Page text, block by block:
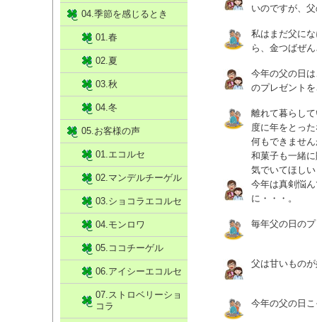
いのですが、
私はまだ父に
ら、金つばぜ
今年の父の日
のプレゼント
離れて暮らし
度に年をとっ
何もできませ
和菓子も一緒
気でいてほし
今年は真剣悩
に・・・。
毎年父の日の
父は甘いもの
今年の父の日
04.季節を感じるとき
01.春
02.夏
03.秋
04.冬
05.お客様の声
01.エコルセ
02.マンデルチーゲル
03.ショコラエコルセ
04.モンロワ
05.ココチーゲル
06.アイシーエコルセ
07.ストロベリーショ
コラ